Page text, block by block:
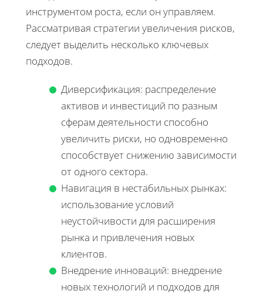
инструментом роста, если он управляем.
Рассматривая стратегии увеличения рисков,
следует выделить несколько ключевых
подходов.
Диверсификация: распределение
активов и инвестиций по разным
сферам деятельности способно
увеличить риски, но одновременно
способствует снижению зависимости
от одного сектора.
Навигация в нестабильных рынках:
использование условий
неустойчивости для расширения
рынка и привлечения новых
клиентов.
Внедрение инноваций: внедрение
новых технологий и подходов для